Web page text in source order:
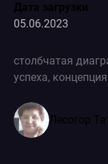
Дата загрузки
05.06.2023
столбчатая
успеха,
Лесогор